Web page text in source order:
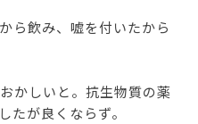
ら飲み、嘘を付いたから
かしいと。抗生物質の薬
たが良くならず。